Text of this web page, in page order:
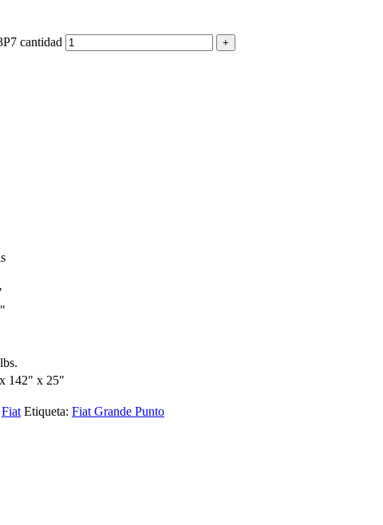
cantidad
142" x 25"
Fiat Etiqueta: Fiat Grande Punto